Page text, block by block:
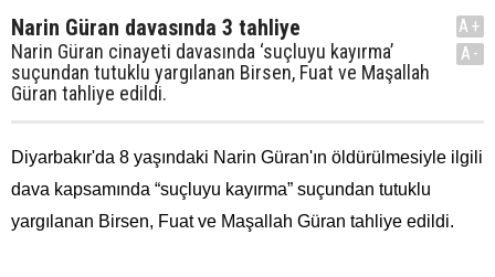
Narin Güran davasında 3 tahliye
Narin Güran cinayeti davasında ‘suçluyu kayırma’
suçundan tutuklu yargılanan Birsen, Fuat ve Maşallah
Güran tahliye edildi.
A+
A-
Diyarbakır'da 8 yaşındaki Narin Güran'ın öldürülmesiyle ilgili
dava kapsamında “suçluyu kayırma” suçundan tutuklu
yargılanan Birsen, Fuat ve Maşallah Güran tahliye edildi.